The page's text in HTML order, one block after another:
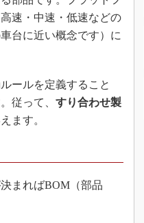
速・中速・低速などの
台に近い概念です）に
ールを定義すること
従って、 すり合わせ製
ます。
まればBOM（部品